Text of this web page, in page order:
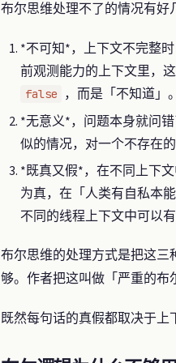
布尔思维处理不了的情况有好
*不可知*，上下文不完整
前观测能力的上下文里，
false
，而是「不知道」
*无意义*，问题本身就问
似的情况，对一个不存在
*既真又假*，在不同上下
为真，在「人类有自私本
不同的线程上下文中可以
布尔思维的处理方式是把这
够。作者把这叫做「严重的布
既然每句话的真假都取决于